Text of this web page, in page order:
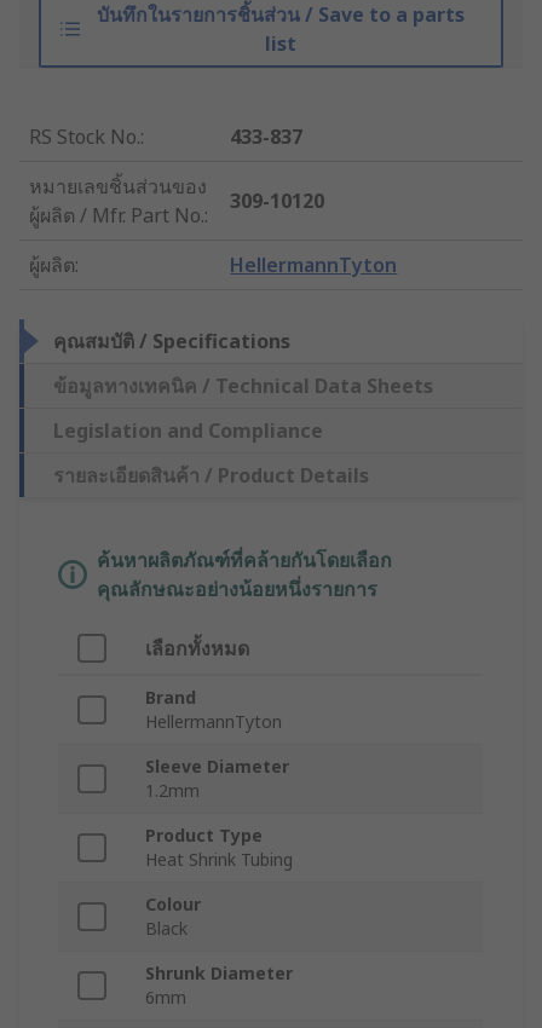
บันทึกในรายการชิ้นส่วน / Save to a parts
list
RS Stock No.:
433-837
หมายเลขชิ้นส่วนของ
ผู้ผลิต / Mfr. Part No.:
309-10120
ผู้ผลิต: HellermannTyton
คุณสมบัติ / Specifications
ข้อมูลทางเทคนิค / Technical Data Sheets
Legislation and Compliance
รายละเอียดสินค้า / Product Details
ค้นหาผลิตภัณฑ์ที่คล้ายกันโดยเลือก
คุณลักษณะอย่างน้อยหนึ่งรายการ
เลือกทั้งหมด
Brand
HellermannTyton
Sleeve Diameter
1.2mm
Product Type
Heat Shrink Tubing
Colour
Black
Shrunk Diameter
6mm